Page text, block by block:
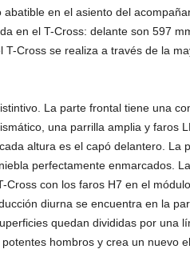
en el asiento del
en el T-Cross: delante son 597
T-Cross se realiza a través de la
La parte frontal tiene una
una parrilla amplia y faros
altura es el capó delantero. La
perfectamente enmarcados.
Cross con los faros H7 en el
diurna se encuentra en la
quedan divididas por una
hombros y crea un nuevo